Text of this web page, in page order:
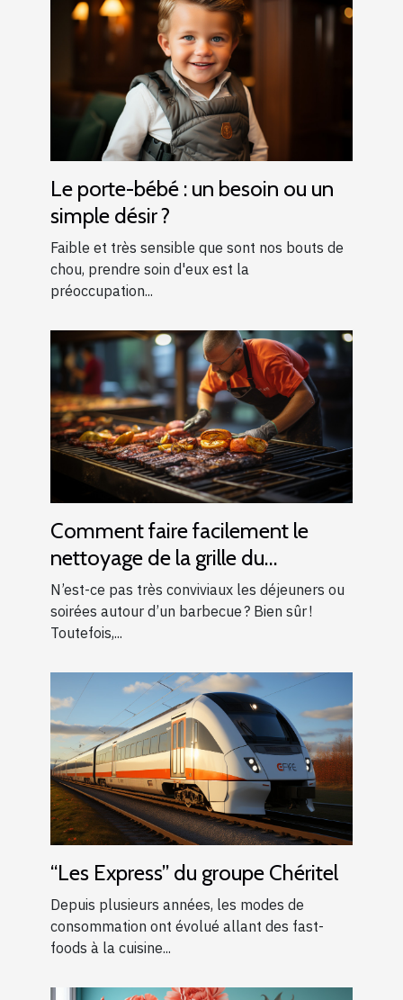
Le porte-bébé : un besoin ou un
simple désir ?
Faible et très sensible que sont nos bouts de
chou, prendre soin d'eux est la
préoccupation...
Comment faire facilement le
nettoyage de la grille du
barbecue ?
N’est-ce pas très conviviaux les déjeuners ou
soirées autour d’un barbecue ? Bien sûr !
Toutefois,...
“Les Express” du groupe Chéritel
Depuis plusieurs années, les modes de
consommation ont évolué allant des fast-
foods à la cuisine...